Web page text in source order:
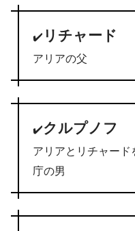
✔️ リチャード
アリアの父
✔️クルプノフ
アリアとリチャー
庁の男